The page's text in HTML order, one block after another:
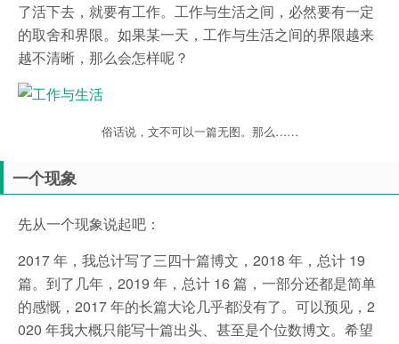
了活下去，就要有工作。工作与生活之间，必然要有一定
的取舍和界限。如果某一天，工作与生活之间的界限越来
越不清晰，那么会怎样呢？
俗话说，文不可以一篇无图。那么……
一个现象
先从一个现象说起吧：
2017 年，我总计写了三四十篇博文，2018 年，总计 19
篇。到了几年，2019 年，总计 16 篇，一部分还都是简单
的感慨，2017 年的长篇大论几乎都没有了。可以预见，2
020 年我大概只能写十篇出头、甚至是个位数博文。希望